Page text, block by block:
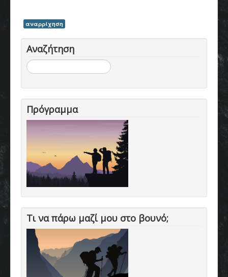
αναρρίχηση
Αναζήτηση
Αναζήτηση...
Πρόγραμμα
Τι να πάρω μαζί μου στο βουνό;